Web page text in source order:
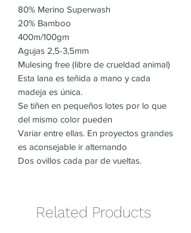
80% Merino Superwash
20% Bamboo
400m/100gm
Agujas 2,5-3,5mm
Mulesing free (libre de crueldad animal)
Esta lana es teñida a mano y cada
madeja es única.
Se tiñen en pequeños lotes por lo que
del mismo color pueden
Variar entre ellas. En proyectos grandes
es aconsejable ir alternando
Dos ovillos cada par de vueltas.
Related Products